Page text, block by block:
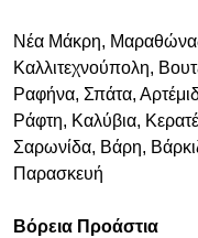
Νέα Μάκρη,
Καλλιτεχνούπολη,
Ραφήνα, Σπάτα,
Ράφτη, Καλύβια,
Σαρωνίδα, Βάρη,
Παρασκευή
Βόρεια Προάστια